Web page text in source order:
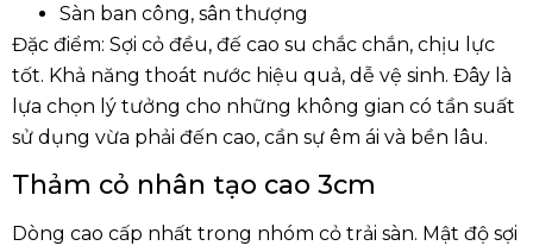
Sàn ban công, sân thượng
Đặc điểm: Sợi cỏ đều, đế cao su chắc chắn, chịu lực
tốt. Khả năng thoát nước hiệu quả, dễ vệ sinh. Đây là
lựa chọn lý tưởng cho những không gian có tần suất
sử dụng vừa phải đến cao, cần sự êm ái và bền lâu.
Thảm cỏ nhân tạo cao 3cm
Dòng cao cấp nhất trong nhóm cỏ trải sàn. Mật độ sợi